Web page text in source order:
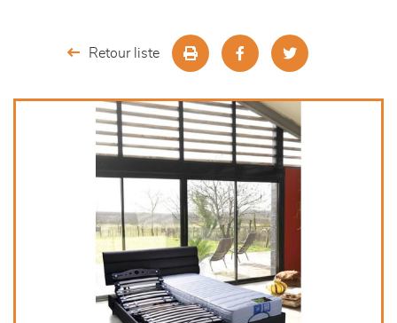
meubles de complément
Retour liste